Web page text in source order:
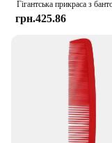
грн.425.86